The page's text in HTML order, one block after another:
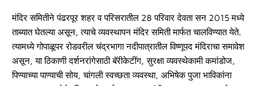
मंदिर समितीने पंढरपूर शहर व परिसरातील 28 परिवार देवता सन 2015 मध्ये
ताब्यात घेतल्या असून, त्याचे व्यवस्थापन मंदिर समिती मार्फत चालविण्यात येते.
त्यामध्ये गोपाळूपर रोडवरील चंद्रभागा नदीपात्रातील विष्णूपद मंदिराचा समावेश
असून, या ठिकाणी दर्शनरांगेसाठी बॅरीकेटींग, सुरक्षा व्यवस्थेकामी कमांडोज,
पिण्याच्या पाण्याची सोय, चांगली स्वच्छता व्यवस्था, अभिषेक पुजा भाविकांना